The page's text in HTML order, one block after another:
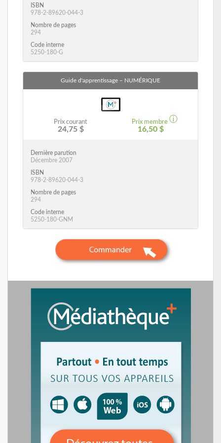
ISBN
978-2-89620-044-3
Nombre de pages
294
Code interne
5250-180-G
Guide d'apprentissage – NUMÉRIQUE
Prix courant
24,75 $
Prix membre ⓘ
16,50 $
Dernière parution
Décembre 2007
ISBN
978-2-89620-044-3
Nombre de pages
294
Code interne
5250-180-GNM